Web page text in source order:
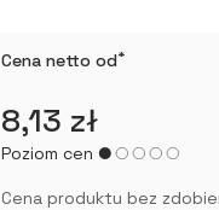
Cena netto od*
8,13 zł
Poziom cen
Cena produktu bez